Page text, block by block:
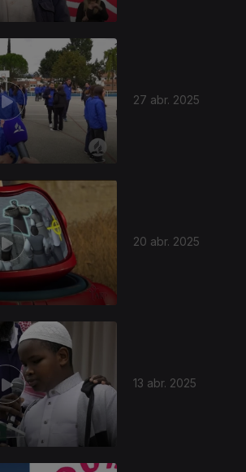
27 abr. 2025
20 abr. 2025
13 abr. 2025